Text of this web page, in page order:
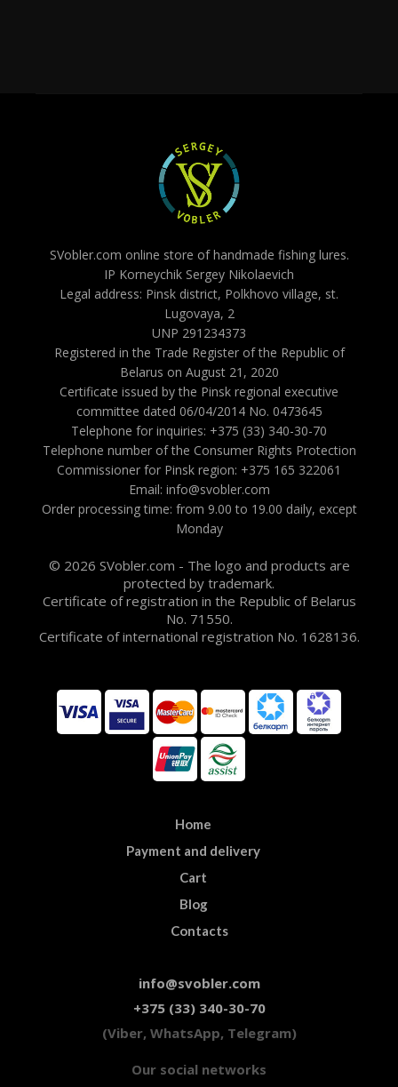
SVobler.com online store of handmade fishing lures.
IP Korneychik Sergey Nikolaevich
Legal address: Pinsk district, Polkhovo village, st.
Lugovaya, 2
UNP 291234373
Registered in the Trade Register of the Republic of
Belarus on August 21, 2020
Certificate issued by the Pinsk regional executive
committee dated 06/04/2014 No. 0473645
Telephone for inquiries: +375 (33) 340-30-70
Telephone number of the Consumer Rights Protection
Commissioner for Pinsk region: +375 165 322061
Email: info@svobler.com
Order processing time: from 9.00 to 19.00 daily, except
Monday
© 2026 SVobler.com - The logo and products are
protected by trademark.
Certificate of registration in the Republic of Belarus
No. 71550.
Certificate of international registration No. 1628136.
Home
Payment and delivery
Cart
Blog
Contacts
info@svobler.com
+375 (33) 340-30-70
(Viber, WhatsApp, Telegram)
Our social networks